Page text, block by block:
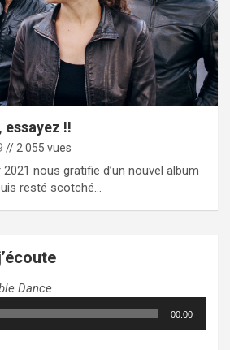
essayez !!
// 2 055 vues
2021 nous gratifie d’un nouvel album
resté scotché…
Dance
00:00